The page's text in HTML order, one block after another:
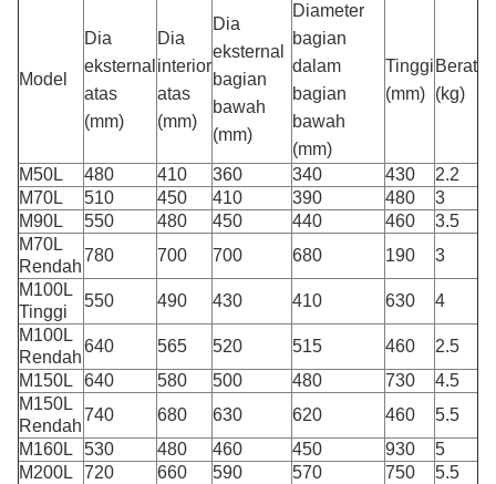
Model
Dia
eksternal
atas
(mm)
Dia
interior
atas
(mm)
Dia
eksternal
bagian
bawah
(mm)
Diameter
bagian
dalam
bagian
bawah
(mm)
Tinggi
(mm)
Berat
(kg)
M50L 480 410 360 340 430
2.2
M70L
510 450 410 390 480
3
M90L
550 480 450 440 460
3.5
M70L
Rendah
780 700 700 680 190
3
M100L
Tinggi
550 490 430 410 630
4
M100L
Rendah
640 565 520 515 460
2.5
M150L
640 580 500 480 730
4.5
M150L
Rendah
740 680 630 620 460
5.5
M160L
530 480 460 450 930
5
M200L
720 660 590 570 750
5.5